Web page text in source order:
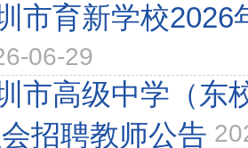
市育新学校2026
06-29
市高级中学（东
招聘教师公告